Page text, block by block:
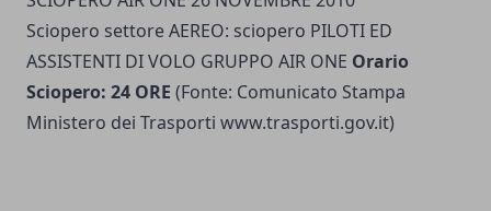
Sciopero settore AEREO: sciopero PILOTI ED
ASSISTENTI DI VOLO GRUPPO AIR ONE Orario
Sciopero: 24 ORE (Fonte: Comunicato Stampa
Ministero dei Trasporti www.trasporti.gov.it)